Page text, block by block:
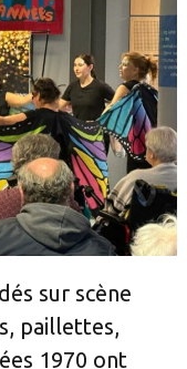
sur scène
paillettes,
1970 ont